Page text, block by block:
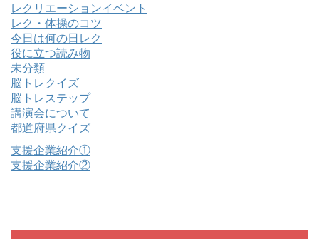
レクリエーションイベント
レク・体操のコツ
今日は何の日レク
役に立つ読み物
未分類
脳トレクイズ
脳トレステップ
講演会について
都道府県クイズ
支援企業紹介①
支援企業紹介②